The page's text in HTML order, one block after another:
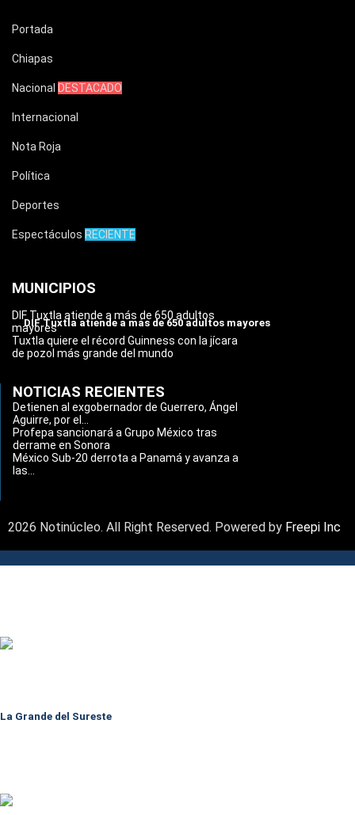
Portada
Chiapas
Nacional DESTACADO
Internacional
Nota Roja
Política
Deportes
Espectáculos RECIENTE
MUNICIPIOS
DIF Tuxtla atiende a más de 650 adultos mayores
DIF Tuxtla atiende a más de 650 adultos
mayores
Tuxtla quiere el récord Guinness con la jícara
de pozol más grande del mundo
NOTICIAS RECIENTES
Detienen al exgobernador de Guerrero, Ángel
Aguirre, por el...
Profepa sancionará a Grupo México tras
derrame en Sonora
México Sub-20 derrota a Panamá y avanza a
las...
2026 Notinúcleo. All Right Reserved. Powered by Freepi Inc
La Grande del Sureste